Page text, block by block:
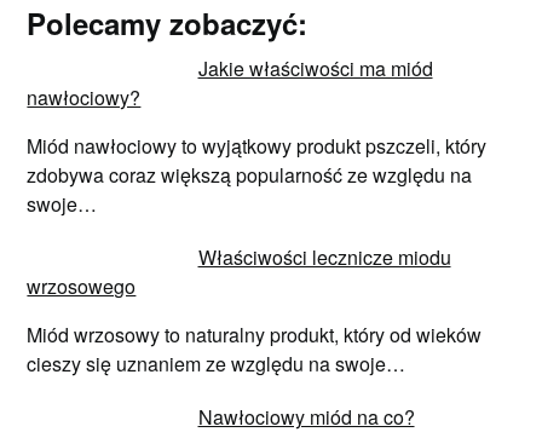
Polecamy zobaczyć:
Jakie właściwości ma miód
nawłociowy?
Miód nawłociowy to wyjątkowy produkt pszczeli, który
zdobywa coraz większą popularność ze względu na
swoje…
Właściwości lecznicze miodu
wrzosowego
Miód wrzosowy to naturalny produkt, który od wieków
cieszy się uznaniem ze względu na swoje…
Nawłociowy miód na co?